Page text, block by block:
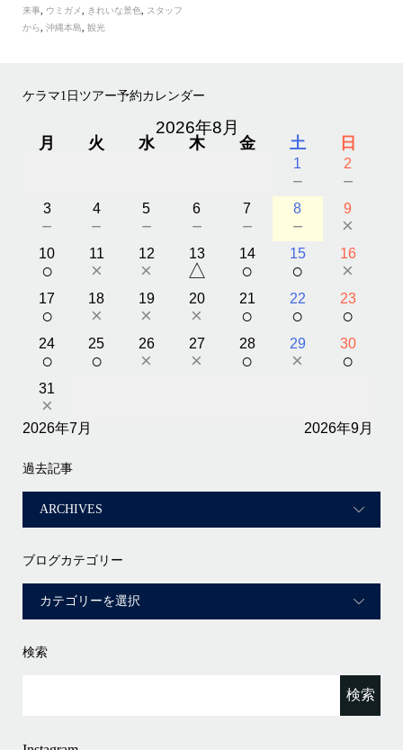
来事, ウミガメ, きれいな景色, スタッフ
から, 沖縄本島, 観光
ケラマ1日ツアー予約カレンダー
2026年8月
月 火 水 木 金 土 日
1
－
2
－
3
－
4
－
5
－
6
－
7
－
8
－
9
×
10
○
11
×
12
×
13
△
14
○
15
○
16
×
17
○
18
×
19
×
20
×
21
○
22
○
23
○
24
○
25
○
26
×
27
×
28
○
29
×
30
○
31
×
2026年7月 2026年9月
過去記事
ブログカテゴリー
検索